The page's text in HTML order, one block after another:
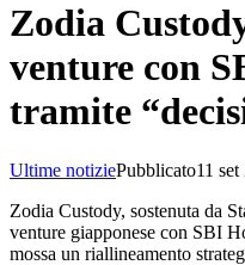
Zodia
venture con
tramite
Ultime notiziePubblicato11
Zodia Custody, sostenuta da
venture giapponese con SBI
mossa un riallineamento